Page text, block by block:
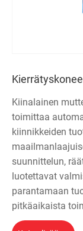
Kiinalainen
toimittaa
kiinnikkeiden
suunnittelun,
luotettavat
parantamaan
pitkäaikaista